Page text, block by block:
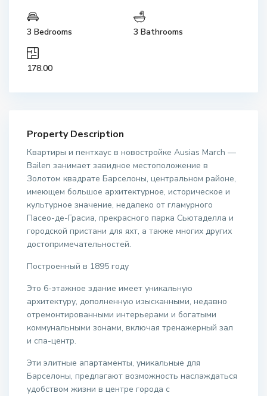
3 Bedrooms 3 Bathrooms
178.00
Property Description
Квартиры и пентхаус в новостройке Ausias March —
Bailen занимает завидное местоположение в
Золотом квадрате Барселоны, центральном районе,
имеющем большое архитектурное, историческое и
культурное значение, недалеко от гламурного
Пасео-де-Грасиа, прекрасного парка Сьютаделла и
городской пристани для яхт, а также многих других
достопримечательностей.
Построенный в 1895 году
Это 6-этажное здание имеет уникальную
архитектуру, дополненную изысканными, недавно
отремонтированными интерьерами и богатыми
коммунальными зонами, включая тренажерный зал
и спа-центр.
Эти элитные апартаменты, уникальные для
Барселоны, предлагают возможность наслаждаться
удобством жизни в центре города с